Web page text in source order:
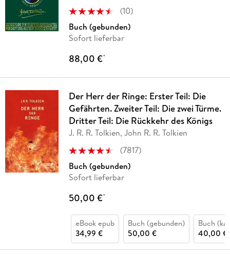
(10)
Buch (gebunden)
Sofort lieferbar
88,00 €*
Der Herr der Ringe: Erster Teil: Die
Gefährten. Zweiter Teil: Die zwei Türme.
Dritter Teil: Die Rückkehr des Königs
J. R. R. Tolkien, John R. R. Tolkien
(7817)
Buch (gebunden)
Sofort lieferbar
50,00 €*
eBook epub
34,99 €
Buch (gebunden)
50,00 €
Buch
40,00 €